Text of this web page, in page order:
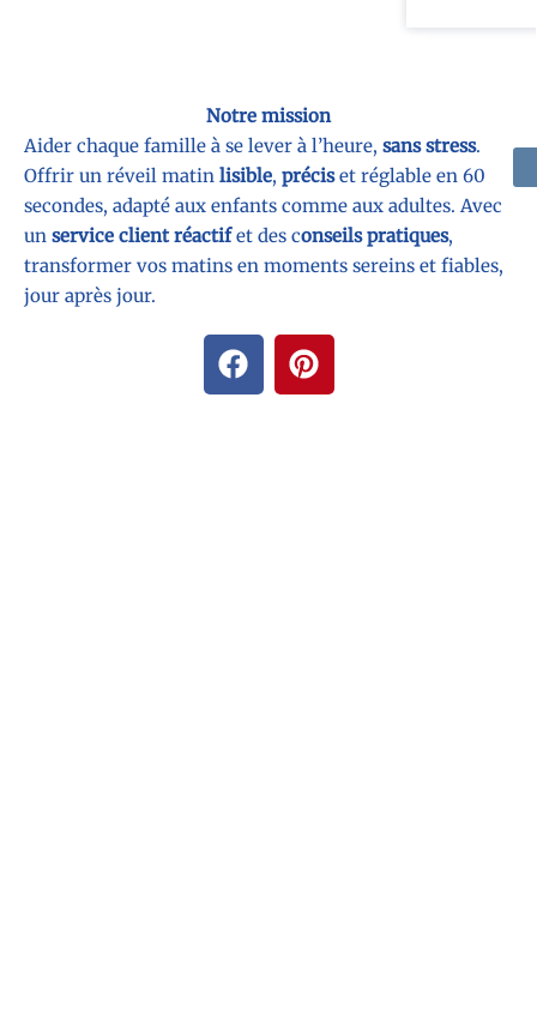
Notre mission
Aider chaque famille à se lever à l’heure, sans stress.
Offrir un réveil matin lisible, préciset réglable en 60
secondes, adapté aux enfants comme aux adultes. Avec
un service client réactifet des conseils pratiques,
transformer vos matins en moments sereins et fiables,
jour après jour.